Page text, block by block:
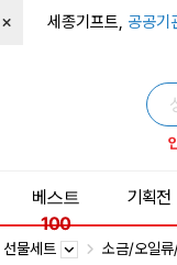
× 세종기프트, 공공기
베스트
100
기획전
선물세트 소금/오일